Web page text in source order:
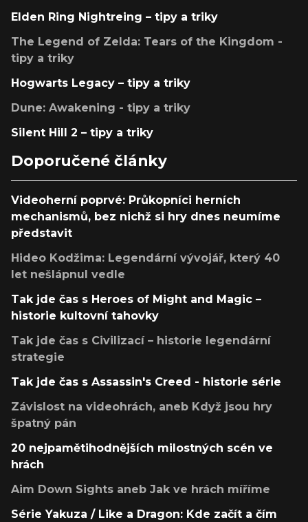
Elden Ring Nightreing – tipy a triky
The Legend of Zelda: Tears of the Kingdom -
tipy a triky
Hogwarts Legacy – tipy a triky
Dune: Awakening - tipy a triky
Silent Hill 2 – tipy a triky
Doporučené články
Videoherní poprvé: Průkopníci herních
mechanismů, bez nichž si hry dnes neumíme
představit
Hideo Kodžima: Legendární vývojář, který 40
let nešlápnul vedle
Tak jde čas s Heroes of Might and Magic –
historie kultovní tahovky
Tak jde čas s Civilizací – historie legendární
strategie
Tak jde čas s Assassin's Creed - historie série
Závislost na videohrách, aneb Když jsou hry
špatný pán
20 nejpamětihodnějších milostných scén ve
hrách
Aim Down Sights aneb Jak ve hrách míříme
Série Yakuza / Like a Dragon: Kde začít a čím